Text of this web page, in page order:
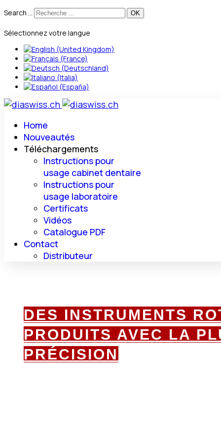
Search ...
Sélectionnez votre langue
Home
Nouveautés
Téléchargements
Instructions pour
usage cabinet dentaire
Instructions pour
usage laboratoire
Certificats
Vidéos
Catalogue PDF
Contact
Distributeur
DES INSTRUMENTS
PRODUITS AVEC LA
PRÉCISION